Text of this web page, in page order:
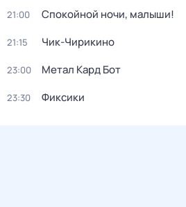
21:00 Спокойной ночи, малыши!
21:15 Чик-Чирикино
23:00 Метал Кард Бот
23:30 Фиксики